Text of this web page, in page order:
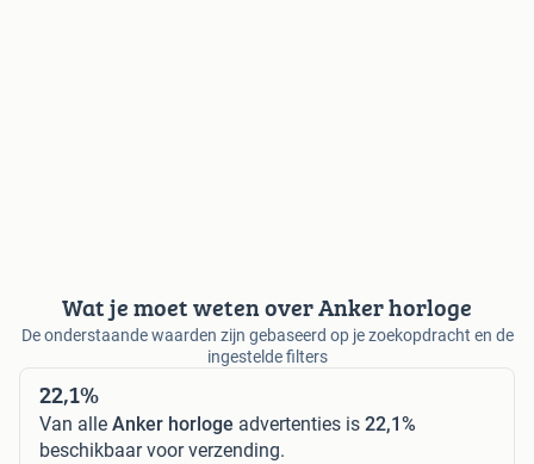
Wat je moet weten over Anker horloge
De onderstaande waarden zijn gebaseerd op je zoekopdracht en de
ingestelde filters
22,1%
Van alle Anker horloge advertenties is 22,1%
beschikbaar voor verzending.